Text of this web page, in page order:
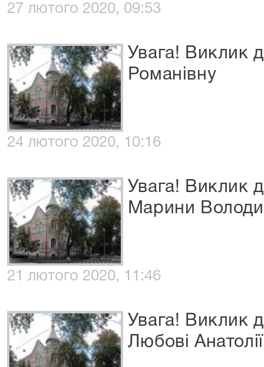
27 лютого 2020, 09:53
Увага! Виклик
Романівну
24 лютого 2020, 10:16
Увага! Виклик
Марини
21 лютого 2020, 11:46
Увага! Виклик
Любові